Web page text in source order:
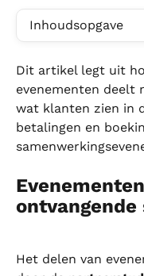
Inhoudsopgave
Dit artikel legt uit
evenementen deelt
wat klanten zien in
betalingen en
ontvangende
Het delen van